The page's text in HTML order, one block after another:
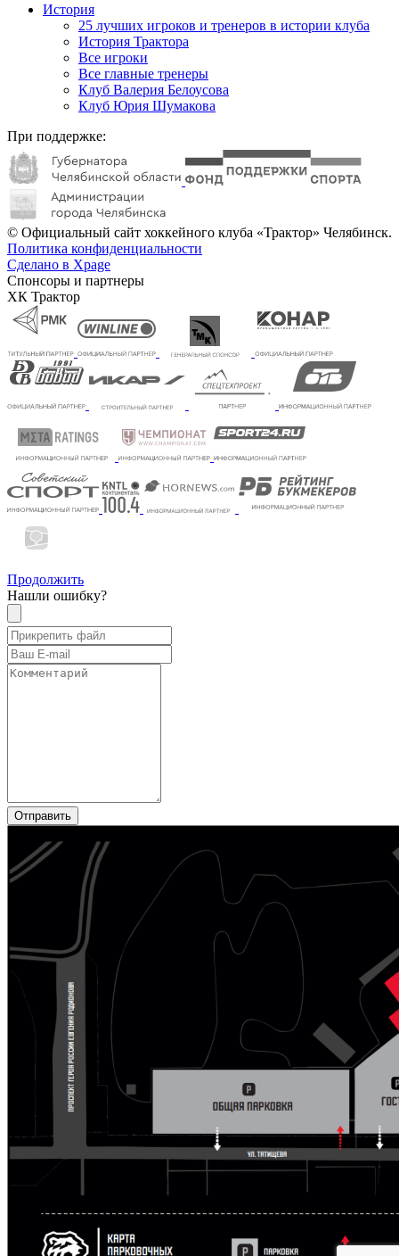
История
25 лучших игроков и тренеров в истории клуба
История Трактора
Все игроки
Все главные тренеры
Клуб Валерия Белоусова
Клуб Юрия Шумакова
При поддержке:
© Официальный сайт хоккейного клуба «Трактор» Челябинск.
Политика конфиденциальности
Сделано в Xpage
Спонсоры и партнеры
ХК Трактор
Продолжить
Нашли ошибку?